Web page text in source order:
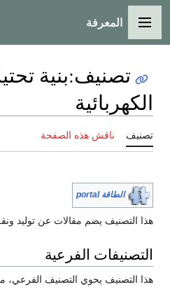
القائمة الرئيسية
المعرفة
تصنيف:بنية
الكهربائية
تصنيف ناقش هذه الصفحة
الطاقة portal
هذا التصنيف يضم مقالات عن توليد
التصنيفات الفرعية
هذا التصنيف يحوي التصنيف الفرعي،